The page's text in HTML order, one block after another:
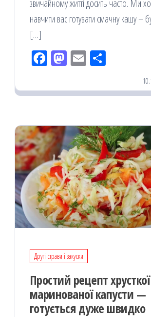
звичайному житті досить часто. Ми
навчити вас готувати смачну кашу –
[…]
Fac
oo
M
od
Em
ит
я
Другі страви і закуски
Простий рецепт хрусткої
маринованої капусти —
готується дуже швидко